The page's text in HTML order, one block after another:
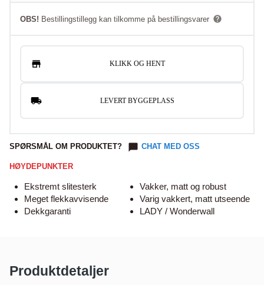
OBS! Bestillingstillegg kan tilkomme på bestillingsvarer
KLIKK OG HENT
LEVERT BYGGEPLASS
SPØRSMÅL OM PRODUKTET? CHAT MED OSS
HØYDEPUNKTER
Ekstremt slitesterk
Meget flekkavvisende
Dekkgaranti
Vakker, matt og robust
Varig vakkert, matt utseende
LADY / Wonderwall
Produktdetaljer